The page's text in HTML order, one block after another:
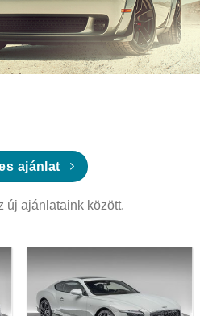
ajánlat
új ajánlataink között.